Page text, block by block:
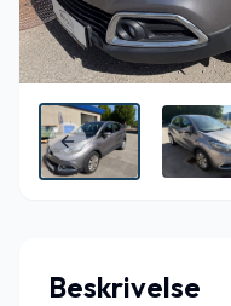
Previous slide
Beskrivelse